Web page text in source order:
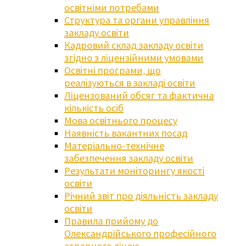
освітніми потребами
Структура та органи управління
закладу освіти
Кадровий склад закладу освіти
згідно з ліцензійними умовами
Освітні програми, що
реалізуються в закладі освіти
Ліцензований обсяг та фактична
кількість осіб
Мова освітнього процесу
Наявність вакантних посад
Матеріально-технічне
забезпечення закладу освіти
Результати моніторингу якості
освіти
Річний звіт про діяльність закладу
освіти
Правила прийому до
Олександрійського професійного